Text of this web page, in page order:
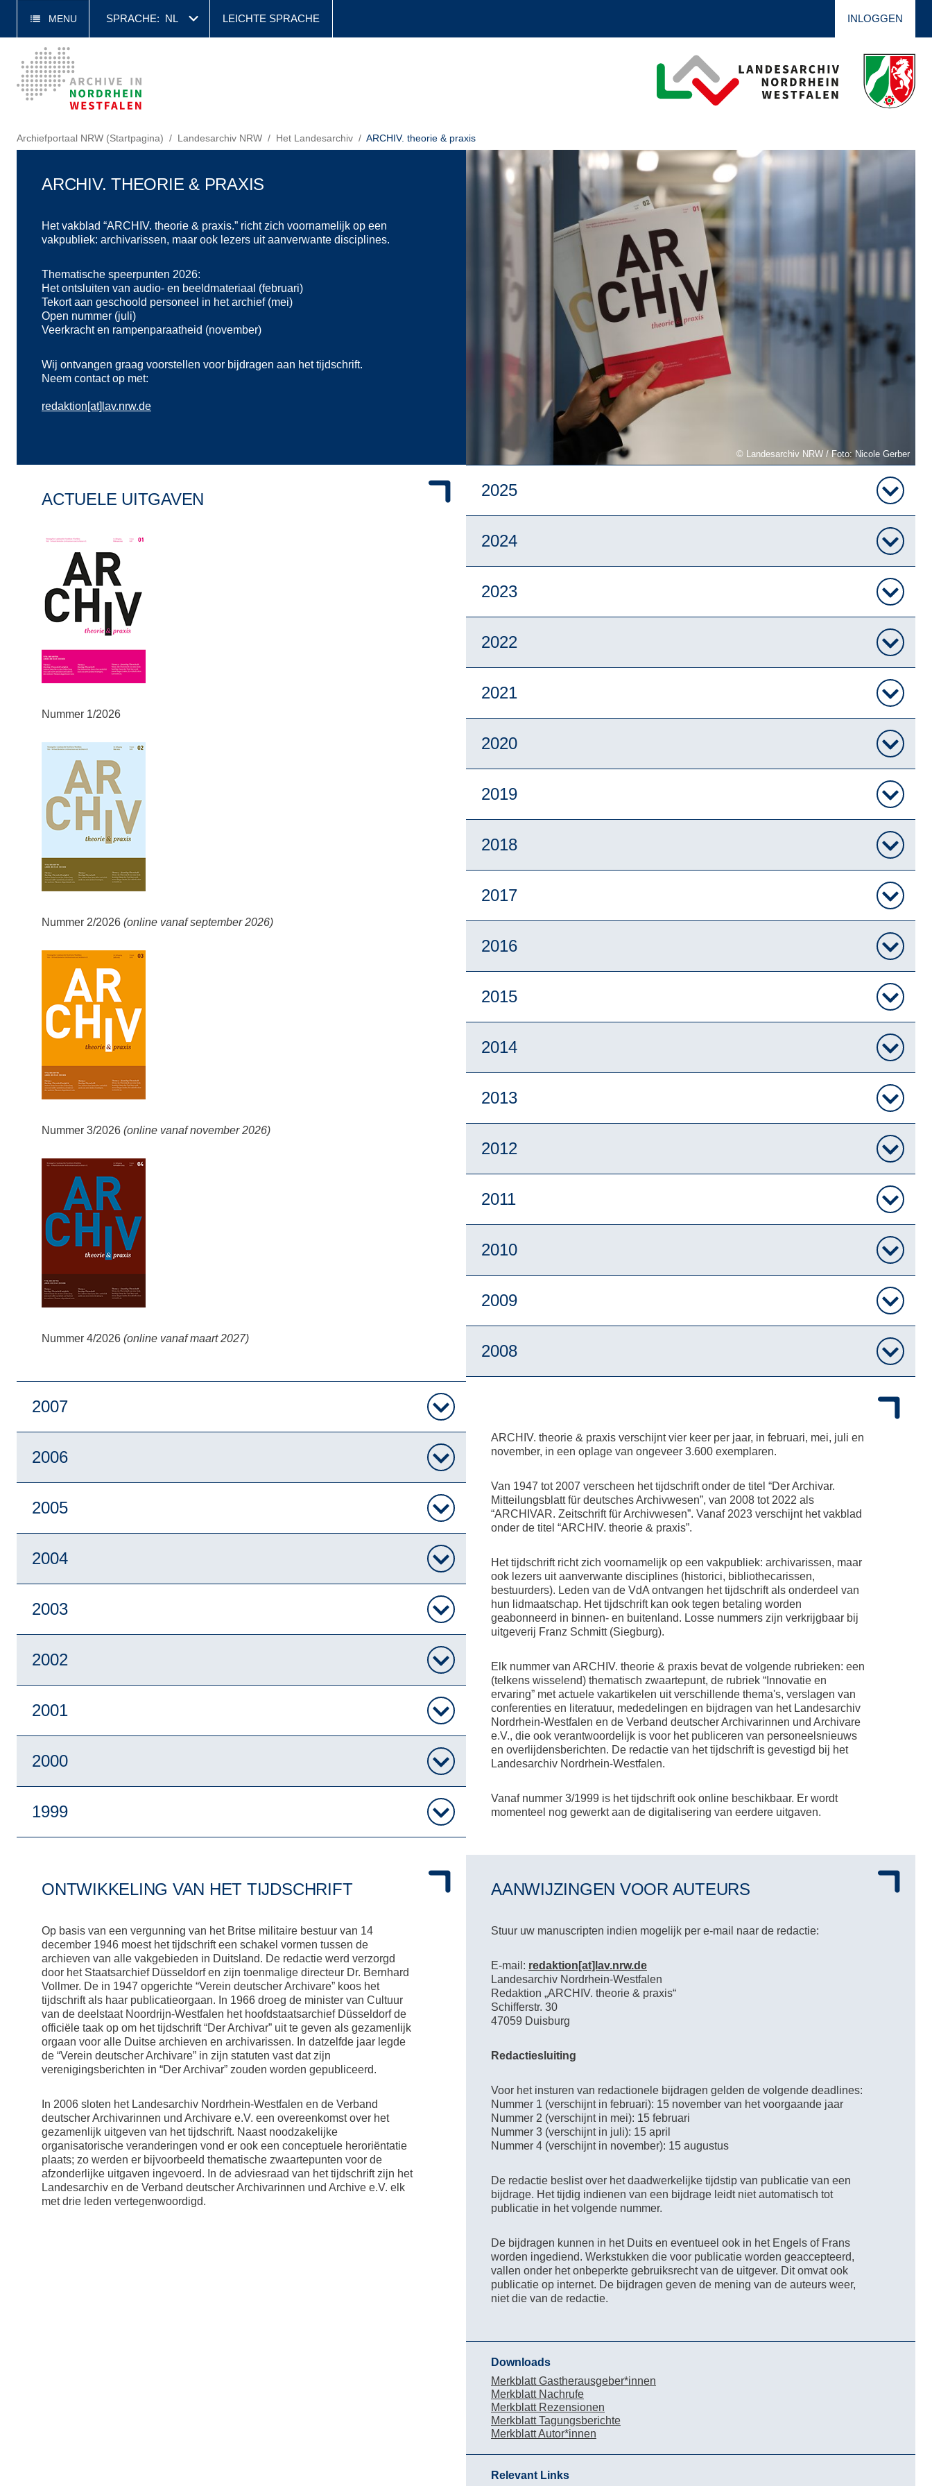
MENU SPRACHE: NL LEICHTE SPRACHE INLOGGEN
Archiefportaal NRW (Startpagina) Landesarchiv NRW Het Landesarchiv ARCHIV. theorie & praxis
ARCHIV. THEORIE & PRAXIS
Het vakblad “ARCHIV. theorie & praxis.” richt zich voornamelijk op een
vakpubliek: archivarissen, maar ook lezers uit aanverwante disciplines.
Thematische speerpunten 2026:
Het ontsluiten van audio- en beeldmateriaal (februari)
Tekort aan geschoold personeel in het archief (mei)
Open nummer (juli)
Veerkracht en rampenparaatheid (november)
Wij ontvangen graag voorstellen voor bijdragen aan het tijdschrift.
Neem contact op met:
redaktion[at]lav.nrw.de
Landesarchiv NRW / Foto: Nicole Gerber
ACTUELE UITGAVEN
Nummer 1/2026
Nummer 2/2026 (online vanaf september 2026)
Nummer 3/2026 (online vanaf november 2026)
Nummer 4/2026 (online vanaf maart 2027)
2025
2024
2023
2022
2021
2020
2019
2018
2017
2016
2015
2014
2013
2012
2011
2010
2009
2008
2007
2006
2005
2004
2003
2002
2001
2000
1999
ARCHIV. theorie & praxis verschijnt vier keer per jaar, in februari, mei, juli en
november, in een oplage van ongeveer 3.600 exemplaren.
Van 1947 tot 2007 verscheen het tijdschrift onder de titel “Der Archivar.
Mitteilungsblatt für deutsches Archivwesen”, van 2008 tot 2022 als
“ARCHIVAR. Zeitschrift für Archivwesen”. Vanaf 2023 verschijnt het vakblad
onder de titel “ARCHIV. theorie & praxis”.
Het tijdschrift richt zich voornamelijk op een vakpubliek: archivarissen, maar
ook lezers uit aanverwante disciplines (historici, bibliothecarissen,
bestuurders). Leden van de VdA ontvangen het tijdschrift als onderdeel van
hun lidmaatschap. Het tijdschrift kan ook tegen betaling worden
geabonneerd in binnen- en buitenland. Losse nummers zijn verkrijgbaar bij
uitgeverij Franz Schmitt (Siegburg).
Elk nummer van ARCHIV. theorie & praxis bevat de volgende rubrieken: een
(telkens wisselend) thematisch zwaartepunt, de rubriek “Innovatie en
ervaring” met actuele vakartikelen uit verschillende thema's, verslagen van
conferenties en literatuur, mededelingen en bijdragen van het Landesarchiv
Nordrhein-Westfalen en de Verband deutscher Archivarinnen und Archivare
e.V., die ook verantwoordelijk is voor het publiceren van personeelsnieuws
en overlijdensberichten. De redactie van het tijdschrift is gevestigd bij het
Landesarchiv Nordrhein-Westfalen.
Vanaf nummer 3/1999 is het tijdschrift ook online beschikbaar. Er wordt
momenteel nog gewerkt aan de digitalisering van eerdere uitgaven.
ONTWIKKELING VAN HET TIJDSCHRIFT
Op basis van een vergunning van het Britse militaire bestuur van 14
december 1946 moest het tijdschrift een schakel vormen tussen de
archieven van alle vakgebieden in Duitsland. De redactie werd verzorgd
door het Staatsarchief Düsseldorf en zijn toenmalige directeur Dr. Bernhard
Vollmer. De in 1947 opgerichte “Verein deutscher Archivare” koos het
tijdschrift als haar publicatieorgaan. In 1966 droeg de minister van Cultuur
van de deelstaat Noordrijn-Westfalen het hoofdstaatsarchief Düsseldorf de
officiële taak op om het tijdschrift “Der Archivar” uit te geven als gezamenlijk
orgaan voor alle Duitse archieven en archivarissen. In datzelfde jaar legde
de “Verein deutscher Archivare” in zijn statuten vast dat zijn
verenigingsberichten in “Der Archivar” zouden worden gepubliceerd.
In 2006 sloten het Landesarchiv Nordrhein-Westfalen en de Verband
deutscher Archivarinnen und Archivare e.V. een overeenkomst over het
gezamenlijk uitgeven van het tijdschrift. Naast noodzakelijke
organisatorische veranderingen vond er ook een conceptuele heroriëntatie
plaats; zo werden er bijvoorbeeld thematische zwaartepunten voor de
afzonderlijke uitgaven ingevoerd. In de adviesraad van het tijdschrift zijn het
Landesarchiv en de Verband deutscher Archivarinnen und Archive e.V. elk
met drie leden vertegenwoordigd.
AANWIJZINGEN VOOR AUTEURS
Stuur uw manuscripten indien mogelijk per e-mail naar de redactie:
E-mail: redaktion[at]lav.nrw.de
Landesarchiv Nordrhein-Westfalen
Redaktion „ARCHIV. theorie & praxis“
Schifferstr. 30
47059 Duisburg
Redactiesluiting
Voor het insturen van redactionele bijdragen gelden de volgende deadlines:
Nummer 1 (verschijnt in februari): 15 november van het voorgaande jaar
Nummer 2 (verschijnt in mei): 15 februari
Nummer 3 (verschijnt in juli): 15 april
Nummer 4 (verschijnt in november): 15 augustus
De redactie beslist over het daadwerkelijke tijdstip van publicatie van een
bijdrage. Het tijdig indienen van een bijdrage leidt niet automatisch tot
publicatie in het volgende nummer.
De bijdragen kunnen in het Duits en eventueel ook in het Engels of Frans
worden ingediend. Werkstukken die voor publicatie worden geaccepteerd,
vallen onder het onbeperkte gebruiksrecht van de uitgever. Dit omvat ook
publicatie op internet. De bijdragen geven de mening van de auteurs weer,
niet die van de redactie.
Downloads
Merkblatt Gastherausgeber*innen
Merkblatt Nachrufe
Merkblatt Rezensionen
Merkblatt Tagungsberichte
Merkblatt Autor*innen
Relevant Links